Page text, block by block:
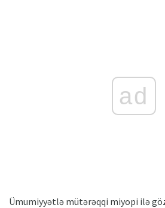
ad
Ümumiyyətlə mütərəqqi miyopi ilə